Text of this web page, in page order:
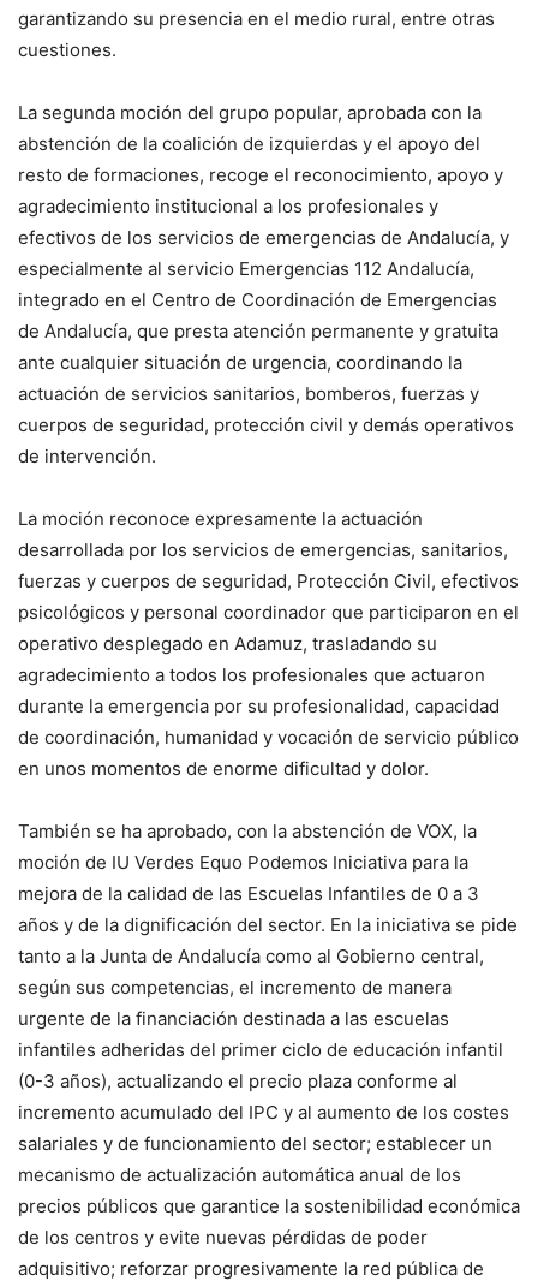
garantizando su presencia en el medio rural, entre otras
cuestiones.
La segunda moción del grupo popular, aprobada con la
abstención de la coalición de izquierdas y el apoyo del
resto de formaciones, recoge el reconocimiento, apoyo y
agradecimiento institucional a los profesionales y
efectivos de los servicios de emergencias de Andalucía, y
especialmente al servicio Emergencias 112 Andalucía,
integrado en el Centro de Coordinación de Emergencias
de Andalucía, que presta atención permanente y gratuita
ante cualquier situación de urgencia, coordinando la
actuación de servicios sanitarios, bomberos, fuerzas y
cuerpos de seguridad, protección civil y demás operativos
de intervención.
La moción reconoce expresamente la actuación
desarrollada por los servicios de emergencias, sanitarios,
fuerzas y cuerpos de seguridad, Protección Civil, efectivos
psicológicos y personal coordinador que participaron en el
operativo desplegado en Adamuz, trasladando su
agradecimiento a todos los profesionales que actuaron
durante la emergencia por su profesionalidad, capacidad
de coordinación, humanidad y vocación de servicio público
en unos momentos de enorme dificultad y dolor.
También se ha aprobado, con la abstención de VOX, la
moción de IU Verdes Equo Podemos Iniciativa para la
mejora de la calidad de las Escuelas Infantiles de 0 a 3
años y de la dignificación del sector. En la iniciativa se pide
tanto a la Junta de Andalucía como al Gobierno central,
según sus competencias, el incremento de manera
urgente de la financiación destinada a las escuelas
infantiles adheridas del primer ciclo de educación infantil
(0-3 años), actualizando el precio plaza conforme al
incremento acumulado del IPC y al aumento de los costes
salariales y de funcionamiento del sector; establecer un
mecanismo de actualización automática anual de los
precios públicos que garantice la sostenibilidad económica
de los centros y evite nuevas pérdidas de poder
adquisitivo; reforzar progresivamente la red pública de